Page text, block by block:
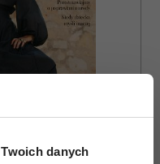
danych